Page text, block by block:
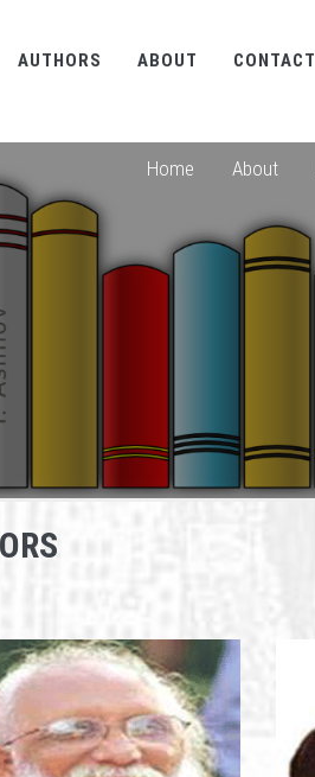
AUTHORS ABOUT CONTACT
Home About